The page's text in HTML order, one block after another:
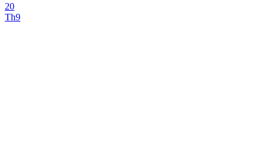
20
Th9